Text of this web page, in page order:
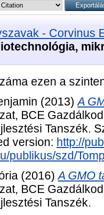
- Corvinus
ezen a
(2013)A
BCE
Tanszék.
version: http://
publikus/szd/
(2016)A GMO
BCE
Tanszék.